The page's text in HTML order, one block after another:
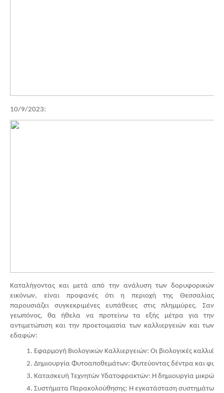
10/9/2023:
Καταλήγοντας και μετά από την ανάλυση των δορυφορικών
εικόνων, είναι προφανές ότι η περιοχή της Θεσσαλίας
παρουσιάζει συγκεκριμένες ευπάθειες στις πλημμύρες. Σαν
γεωπόνος, θα ήθελα να προτείνω τα εξής μέτρα για την
αντιμετώπιση και την προετοιμασία των καλλιεργειών και των
εδαφών:
Εφαρμογή Βιολογικών Καλλιεργειών: Οι βιολογικές
Δημιουργία Φυτοαποθεμάτων: Φυτεύοντας δέντρα και φυτά
Κατασκευή Τεχνητών Υδατοφρακτών: Η δημιουργία μικρών
Συστήματα Παρακολούθησης: Η εγκατάσταση συστημάτων